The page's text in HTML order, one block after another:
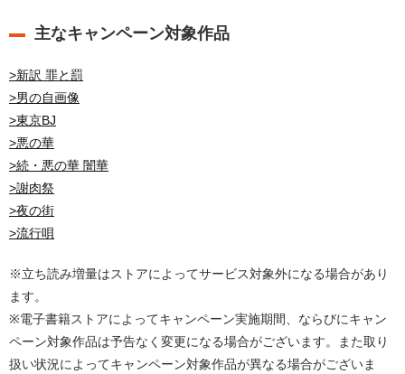
主なキャンペーン対象作品
>新訳 罪と罰
>男の自画像
>東京BJ
>悪の華
>続・悪の華 闇華
>謝肉祭
>夜の街
>流行唄
※立ち読み増量はストアによってサービス対象外になる場合があり
ます。
※電子書籍ストアによってキャンペーン実施期間、ならびにキャン
ペーン対象作品は予告なく変更になる場合がございます。また取り
扱い状況によってキャンペーン対象作品が異なる場合がございま